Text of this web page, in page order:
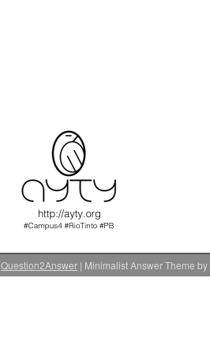
| Minimalist Answer Theme by
Question2Answer